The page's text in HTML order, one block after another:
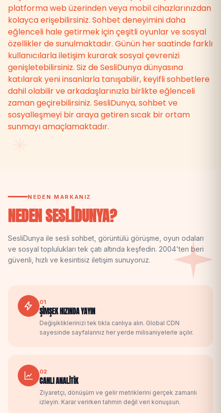
platforma web üzerinden veya mobil cihazlarınızdan
kolayca erişebilirsiniz. Sohbet deneyimini daha
eğlenceli hale getirmek için çeşitli oyunlar ve sosyal
özellikler de sunulmaktadır. Günün her saatinde farklı
kullanıcılarla iletişim kurarak sosyal çevrenizi
genişletebilirsiniz. Siz de SesliDunya dünyasına
katılarak yeni insanlarla tanışabilir, keyifli sohbetlere
dahil olabilir ve arkadaşlarınızla birlikte eğlenceli
zaman geçirebilirsiniz. SesliDunya, sohbet ve
sosyalleşmeyi bir araya getiren sıcak bir ortam
sunmayı amaçlamaktadır.
NEDEN MARKANIZ
NEDEN SESLİDUNYA?
SesliDunya ile sesli sohbet, görüntülü görüşme, oyun odaları
ve sosyal toplulukları tek çatı altında keşfedin. 2004'ten beri
güvenli, hızlı ve kesintisiz iletişim sunuyoruz.
01
ŞIMŞEK HIZINDA YAYIN
Değişikliklerinizi tek tıkla canlıya alın. Global CDN
sayesinde sayfalarınız her yerde milisaniyelerle açılır.
02
CANLI ANALITIK
Ziyaretçi, dönüşüm ve gelir metriklerini gerçek zamanlı
izleyin. Karar verirken tahmin değil veri konuşsun.